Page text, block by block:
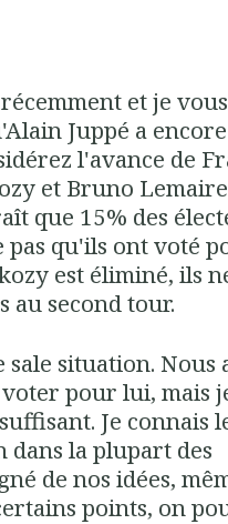
et je
Juppé a
l'avance de
et Bruno
que 15% des
pas qu'ils ont voté
est éliminé, ils
au second tour.
situation. Nous
pour lui, mais
Je connais
dans la plupart des
de nos idées,
points, on